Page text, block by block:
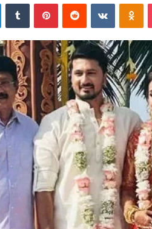
email
LinkedInTumblr PinterestReddit VKontakte